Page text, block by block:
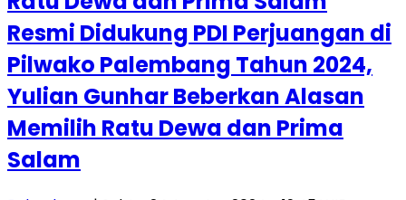
Resmi Didukung PDI Perjuangan di
Pilwako Palembang Tahun 2024,
Yulian Gunhar Beberkan Alasan
Memilih Ratu Dewa dan Prima
Salam